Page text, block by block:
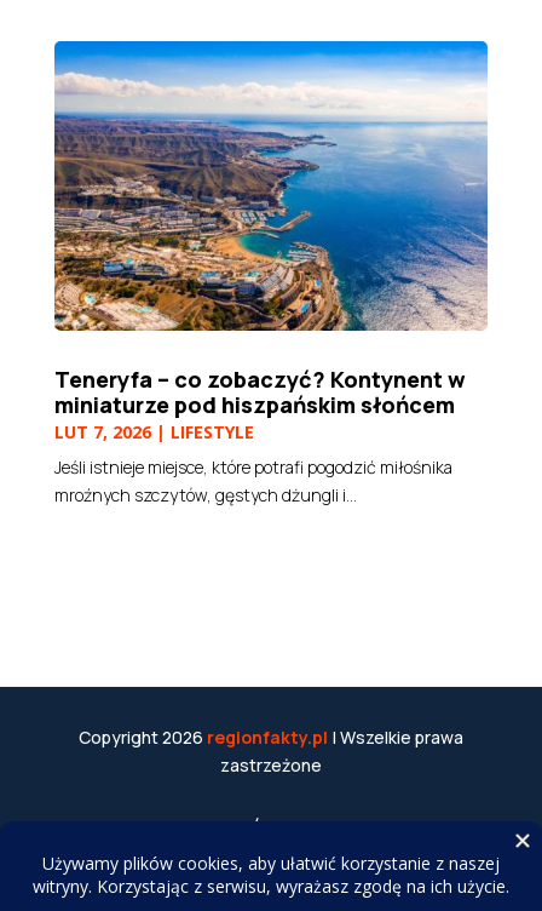
Teneryfa – co zobaczyć? Kontynent w
miniaturze pod hiszpańskim słońcem
LUT 7, 2026| LIFESTYLE
Jeśli istnieje miejsce, które potrafi pogodzić miłośnika
mroźnych szczytów, gęstych dżungli i...
Copyright 2026 regionfakty.pl | Wszelkie prawa
zastrzeżone
WSPÓŁPRACA
Do tworzenia tekstów i obrazów wykorzystujemy